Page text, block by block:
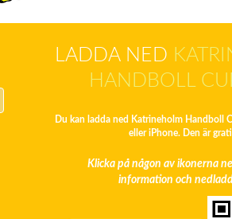
LADDA NED
HANDBOLL
Du kan ladda ned Katrineholm Handboll
eller iPhone. Den är
Klicka på någon av ikonerna
information och